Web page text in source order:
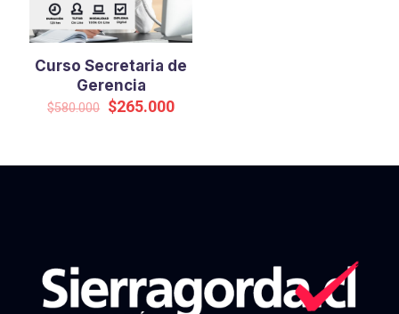
Curso Secretaria de
Gerencia
$580.000 Original
$265.000Current